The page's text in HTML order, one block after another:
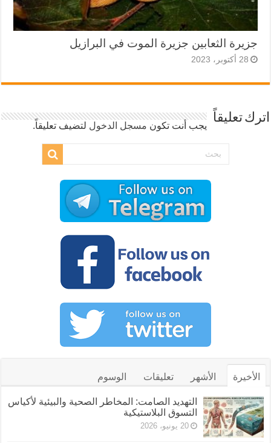
جزيرة الثعابين جزيرة الموت في البرازيل
28 أكتوبر، 2023
اترك تعليقاً
يجب أنت تكون مسجل الدخول لتضيف تعليقاً.
الأخيرة الأشهر تعليقات الوسوم
التهديد الصامت: المخاطر الصحية والبيئية لأكياس
التسوق البلاستيكية
20 يونيو، 2026